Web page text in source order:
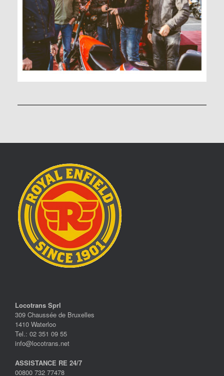
Locotrans Sprl
309 Chaussée de Bruxelles
1410 Waterloo
Tel.: 02 351 09 55
info@locotrans.net
ASSISTANCE RE 24/7
00800 732 77478